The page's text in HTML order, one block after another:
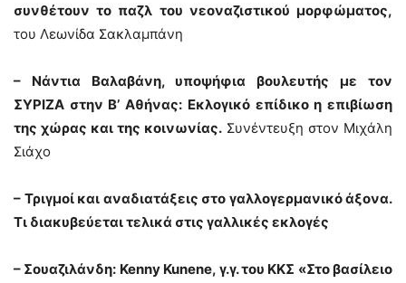
συνθέτουν το παζλ του νεοναζιστικού μορφώματος,
του Λεωνίδα Σακλαμπάνη
– Νάντια Βαλαβάνη, υποψήφια βουλευτής με τον
ΣΥΡΙΖΑ στην Β’ Αθήνας: Εκλογικό επίδικο η επιβίωση
της χώρας και της κοινωνίας. Συνέντευξη στον Μιχάλη
Σιάχο
– Τριγμοί και αναδιατάξεις στο γαλλογερμανικό άξονα.
Τι διακυβεύεται τελικά στις γαλλικές εκλογές
– Σουαζιλάνδη: Kenny Kunene, γ.γ. του ΚΚΣ «Στο βασίλειο